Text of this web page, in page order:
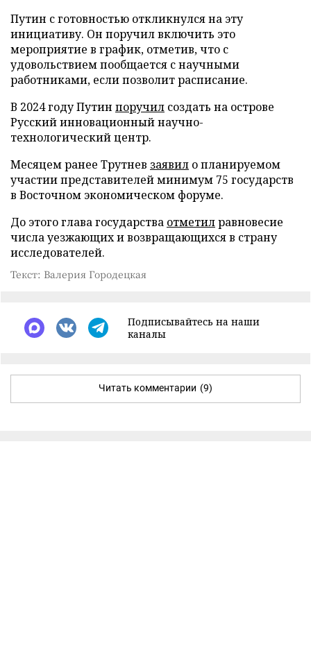
Путин с готовностью откликнулся на эту
инициативу. Он поручил включить это
мероприятие в график, отметив, что с
удовольствием пообщается с научными
работниками, если позволит расписание.
В 2024 году Путин поручил создать на острове
Русский инновационный научно-
технологический центр.
Месяцем ранее Трутнев заявил о планируемом
участии представителей минимум 75 государств
в Восточном экономическом форуме.
До этого глава государства отметилравновесие
числа уезжающих и возвращающихся в страну
исследователей.
Текст: Валерия Городецкая
Подписывайтесь на наши
каналы
Читать комментарии (9)